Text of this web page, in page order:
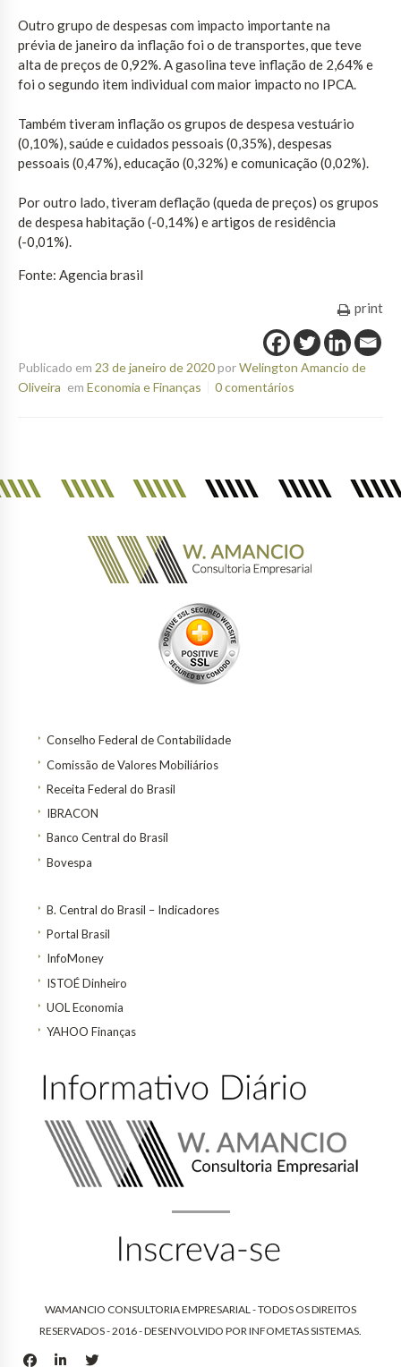
Outro grupo de despesas com impacto importante na
prévia de janeiro da inflação foi o de transportes, que teve
alta de preços de 0,92%. A gasolina teve inflação de 2,64% e
foi o segundo item individual com maior impacto no IPCA.
Também tiveram inflação os grupos de despesa vestuário
(0,10%), saúde e cuidados pessoais (0,35%), despesas
pessoais (0,47%), educação (0,32%) e comunicação (0,02%).
Por outro lado, tiveram deflação (queda de preços) os grupos
de despesa habitação (-0,14%) e artigos de residência
(-0,01%).
Fonte: Agencia brasil
print
Publicado em 23 de janeiro de 2020porWelington Amancio de
Oliveira em Economia e Finanças 0 comentários
Conselho Federal de Contabilidade
Comissão de Valores Mobiliários
Receita Federal do Brasil
IBRACON
Banco Central do Brasil
Bovespa
B. Central do Brasil – Indicadores
Portal Brasil
InfoMoney
ISTOÉ Dinheiro
UOL Economia
YAHOO Finanças
WAMANCIO CONSULTORIA EMPRESARIAL - TODOS OS DIREITOS
RESERVADOS - 2016 - DESENVOLVIDO PORINFOMETAS SISTEMAS.